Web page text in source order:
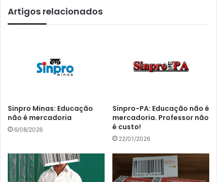
Artigos relacionados
Sinpro Minas: Educação
não é mercadoria
6/08/2026
Sinpro-PA: Educação não é
mercadoria. Professor não
é custo!
22/01/2026